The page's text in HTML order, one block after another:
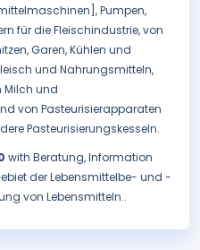
Pumpen,
für die Fleischindustrie, von
Garen, Kühlen und
und Nahrungsmitteln,
Milch und
von Pasteurisierapparaten
Pasteurisierungskesseln.
with Beratung, Information
der Lebensmittelbe- und -
von Lebensmitteln..